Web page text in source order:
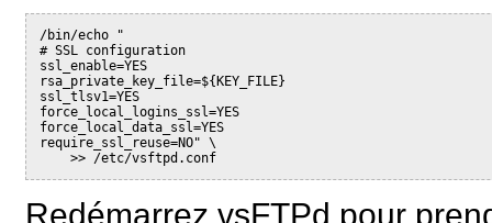
/bin/echo "
# SSL configuration
ssl_enable=YES
rsa_private_key_file=${KEY_FILE}
ssl_tlsv1=YES
force_local_logins_ssl=YES
force_local_data_ssl=YES
require_ssl_reuse=NO" \
Redémarrez vsFTPd pour